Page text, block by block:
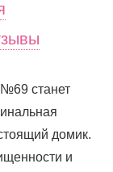
станет
домик.
и